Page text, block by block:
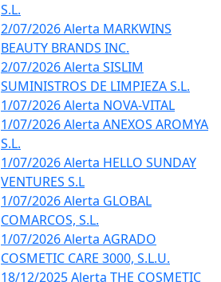
S.L.
2/07/2026 Alerta MARKWINS
BEAUTY BRANDS INC.
2/07/2026 Alerta SISLIM
SUMINISTROS DE LIMPIEZA S.L.
1/07/2026 Alerta NOVA-VITAL
1/07/2026 Alerta ANEXOS AROMYA
S.L.
1/07/2026 Alerta HELLO SUNDAY
VENTURES S.L
1/07/2026 Alerta GLOBAL
COMARCOS, S.L.
1/07/2026 Alerta AGRADO
COSMETIC CARE 3000, S.L.U.
18/12/2025 Alerta THE COSMETIC